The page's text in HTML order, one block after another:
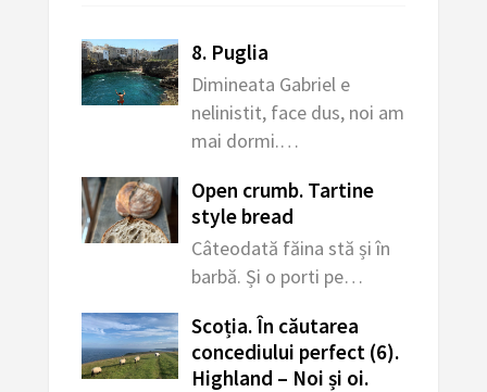
8. Puglia
Dimineata Gabriel e
nelinistit, face dus, noi am
mai dormi.…
Open crumb. Tartine
style bread
Câteodată făina stă și în
barbă. Și o porti pe…
Scoția. În căutarea
concediului perfect (6).
Highland – Noi și oi.